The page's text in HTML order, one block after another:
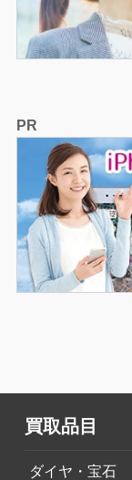
PR
買取品目
ダイヤ・宝石